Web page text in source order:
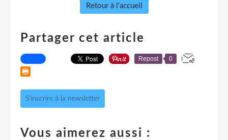
Retour à l'accueil
Partager cet article
Repost 0
S'inscrire à la newsletter
Vous aimerez aussi :